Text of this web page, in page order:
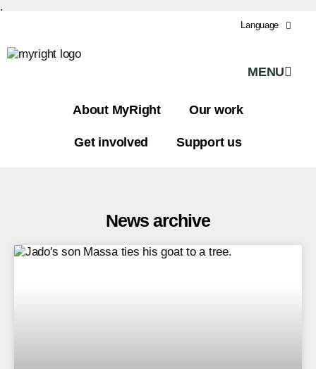
.
Language
MENU
About MyRight Our work
Get involved Support us
News archive